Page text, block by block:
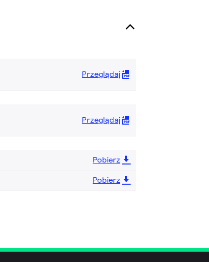
Przeglądaj
Przeglądaj
Pobierz
Pobierz